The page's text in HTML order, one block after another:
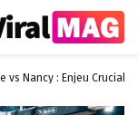
vs Nancy : Enjeu Crucial